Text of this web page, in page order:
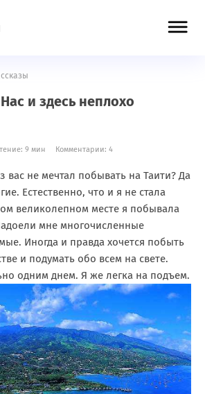
и здесь неплохо
9 мин Комментарии: 4
вас не мечтал побывать на Таити? Да
Естественно, что и я не стала
великолепном месте я побывала
мне многочисленные
Иногда и правда хочется побыть
и подумать обо всем на свете.
одним днем. Я же легка на подъем.